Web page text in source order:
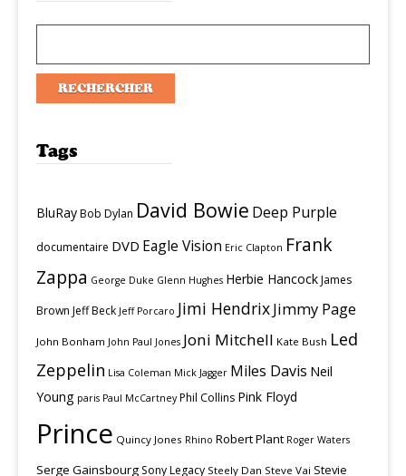
Tags
BluRayBob Dylan David Bowie Deep Purple
documentaire DVD Eagle Vision Eric Clapton Frank
Zappa George Duke Glenn Hughes Herbie HancockJames
Brown Jeff Beck Jeff Porcaro Jimi HendrixJimmy Page
John Bonham John Paul Jones Joni Mitchell Kate Bush Led
Zeppelin Lisa Coleman Mick Jagger Miles Davis Neil
Young paris Paul McCartney Phil Collins Pink Floyd
Prince Quincy Jones Rhino Robert Plant Roger Waters
Serge Gainsbourg Sony Legacy Steely Dan Steve Vai Stevie